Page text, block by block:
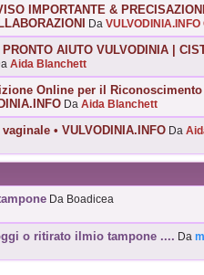
IMPORTANTE &
DaVULVODINIA.INFO
PRONTO AIUTO VULVODINIA |
Aida Blanchett
Online per il
DaAida Blanchett
• VULVODINIA.INFO Da
Da Boadicea
o ritirato ilmio tampone .... Da